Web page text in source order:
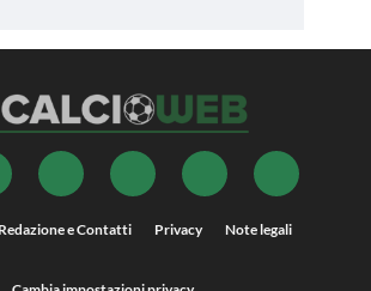
Redazione e Contatti Privacy Note legali